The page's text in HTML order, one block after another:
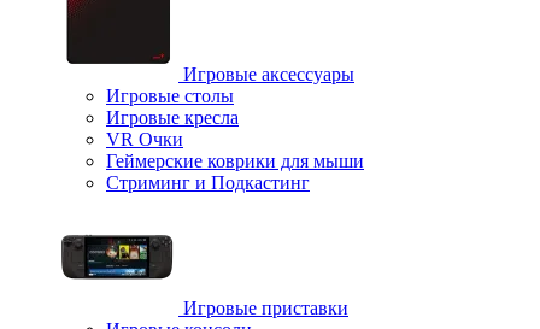
Игровые аксессуары
Игровые столы
Игровые кресла
VR Очки
Геймерские коврики для мыши
Стриминг и Подкастинг
Игровые приставки